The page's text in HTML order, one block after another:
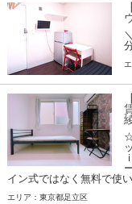
イン式ではなく無料で使
エリア：東京都足立区